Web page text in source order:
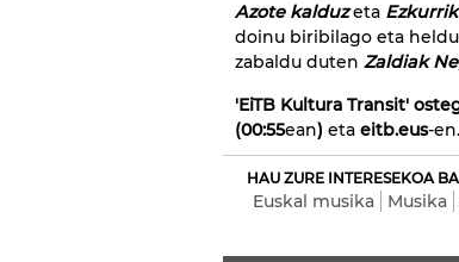
Azote kalduzeta
doinu biribilago eta
zabaldu duten Zaldiak
'EiTB Kultura Transit'
(00:55ean) eta eitb.eus-en.
HAU ZURE INTERESEKOA
Euskal musika Musika